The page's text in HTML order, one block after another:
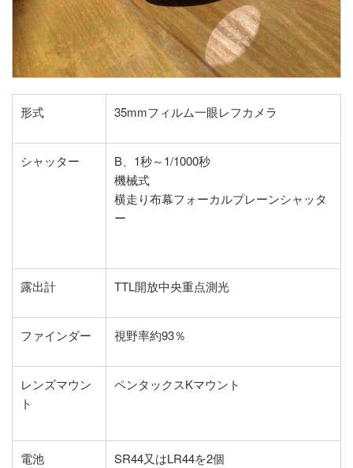
形式 35mmフィルム一眼レフカメラ
シャッター
B、1秒～1/1000秒
機械式
横走り布幕フォーカルプレーンシャッタ
ー
露出計 TTL開放中央重点測光
ファインダー 視野率約93％
レンズマウン
ト
ペンタックスKマウント
電池 SR44又はLR44を2個